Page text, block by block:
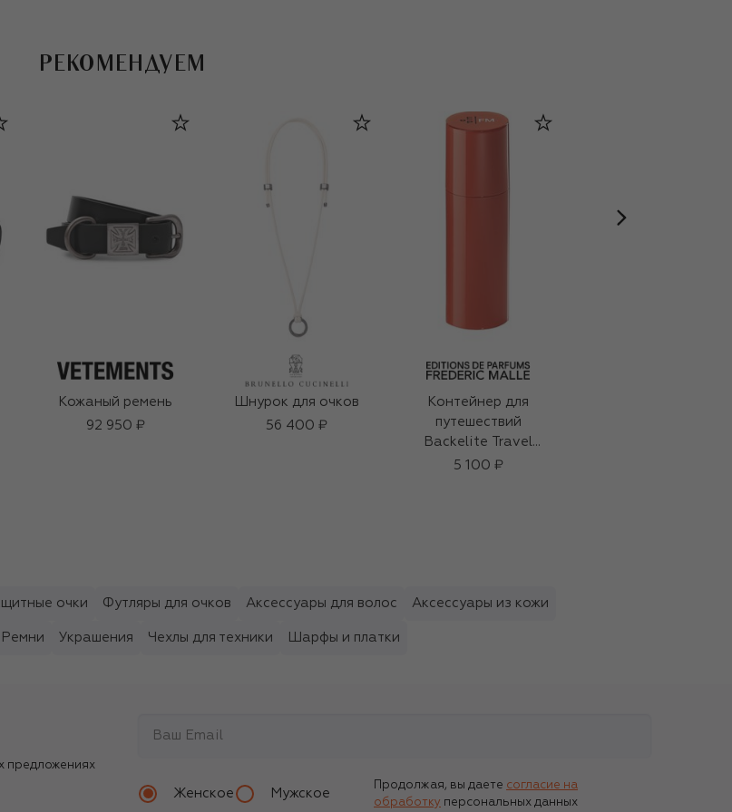
РЕКОМЕНДУЕМ
Кожаный ремень
92 950 ₽
Шнурок для очков
56 400 ₽
Контейнер для
путешествий
Backelite Travel
Spray
5 100 ₽
очки Футляры для очков Аксессуары для волос Аксессуары из кожи
Ремни Украшения Чехлы для техники Шарфы и платки
предложениях
Женское Мужское
Продолжая, вы даете согласие на
обработку персональных данных